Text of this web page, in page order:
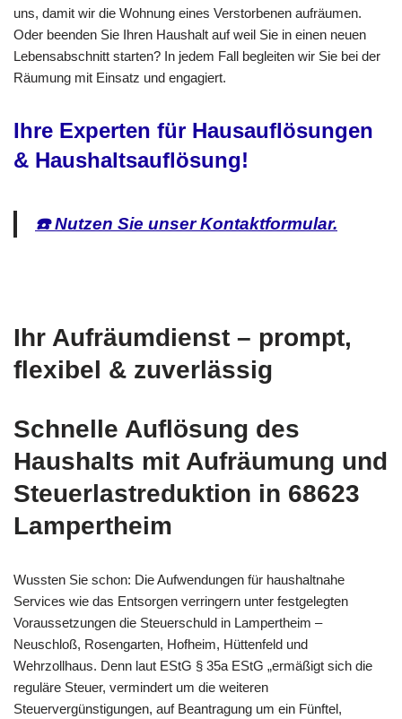
uns, damit wir die Wohnung eines Verstorbenen aufräumen.
Oder beenden Sie Ihren Haushalt auf weil Sie in einen neuen
Lebensabschnitt starten? In jedem Fall begleiten wir Sie bei der
Räumung mit Einsatz und engagiert.
Ihre Experten für Hausauflösungen
& Haushaltsauflösung!
☎️ Nutzen Sie unser Kontaktformular.
Ihr Aufräumdienst – prompt,
flexibel & zuverlässig
Schnelle Auflösung des
Haushalts mit Aufräumung und
Steuerlastreduktion in 68623
Lampertheim
Wussten Sie schon: Die Aufwendungen für haushaltnahe
Services wie das Entsorgen verringern unter festgelegten
Voraussetzungen die Steuerschuld in Lampertheim –
Neuschloß, Rosengarten, Hofheim, Hüttenfeld und
Wehrzollhaus. Denn laut EStG § 35a EStG „ermäßigt sich die
reguläre Steuer, vermindert um die weiteren
Steuervergünstigungen, auf Beantragung um ein Fünftel,